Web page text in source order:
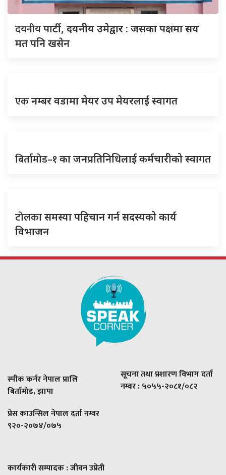
दयनीयपार्टी, दयनीय उमेद्वार : जसका पक्षमा सय
मत पनि खसेन
एकनम्बर वडामा मेयर उप मेयरलाई स्वागत
बिर्तामोड–१का जनप्रतिनिधिलाई कर्मचारीको स्वागत
टोलकासमस्या पहिचान गर्न सदस्यको कार्य
विभाजन
स्पीक कर्नर नेपाल प्रालि
बिर्तामोड, झापा
प्रेस काउन्सिल नेपाल दर्ता नम्वर
९२०-२०७४/०७५
सूचना तथा प्रशारण विभाग दर्ता
नम्वर : ५०५५-२०८१/०८२
कार्यकारी सम्पादक : जीवन उप्रेती